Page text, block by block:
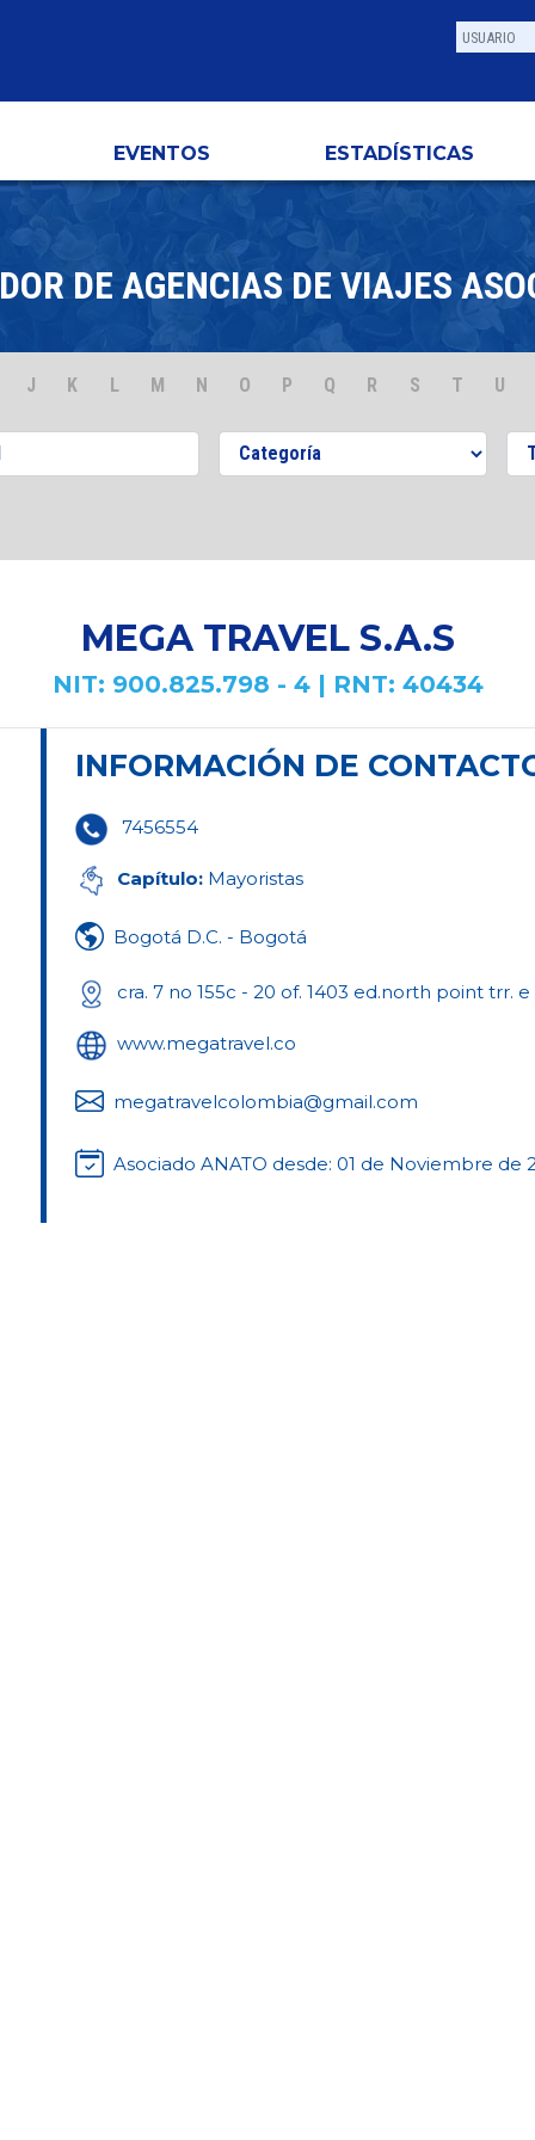
EVENTOS ESTADÍSTICAS
DE AGENCIAS DE VIAJES
J K L M N O P Q R S T U
MEGA TRAVEL S.A.S
NIT: 900.825.798 - 4 | RNT: 40434
INFORMACIÓN DE
7456554
Capítulo: Mayoristas
Bogotá D.C. - Bogotá
cra. 7 no 155c - 20 of. 1403 ed.north point trr. e
www.megatravel.co
megatravelcolombia@gmail.com
Asociado ANATO desde: 01 de Noviembre de